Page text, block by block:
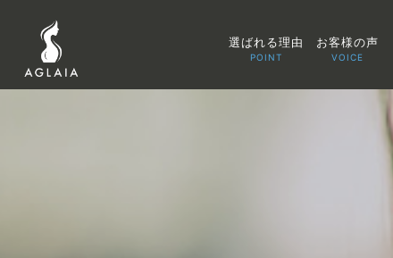
選ばれる理由
POINT
お客様の声
VOICE